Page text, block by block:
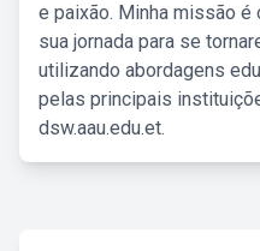
e paixão. Minha missão
sua jornada para se
utilizando abordagens
pelas principais
dsw.aau.edu.et.